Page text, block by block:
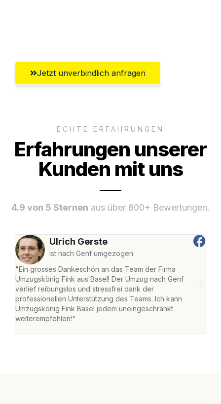
Jetzt unverbindlich anfragen
ECHTE ERFAHRUNGEN
Erfahrungen unserer
Kunden mit uns
4.9 von 5 Sternen aus über 800+ Bewertungen.
Ulrich Gerste
ist nach Genf umgezogen
"Ein grosses Dankeschön an das Team der Firma
Umzugskönig Fink aus Basel! Der Umzug nach Genf
verlief reibungslos und stressfrei dank der
professionellen Unterstützung des Teams. Ich kann
Umzugskönig Fink Basel jedem uneingeschränkt
weiterempfehlen!"